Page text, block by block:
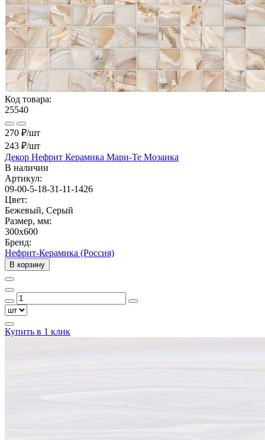
Код товара:
25540
270 ₽/шт
243 ₽/шт
Декор Нефрит Керамика Мари-Те Мозаика
В наличии
Артикул:
09-00-5-18-31-11-1426
Цвет:
Бежевый, Серый
Размер, мм:
300x600
Бренд:
Нефрит-Керамика (Россия)
В корзину
Купить в 1 клик